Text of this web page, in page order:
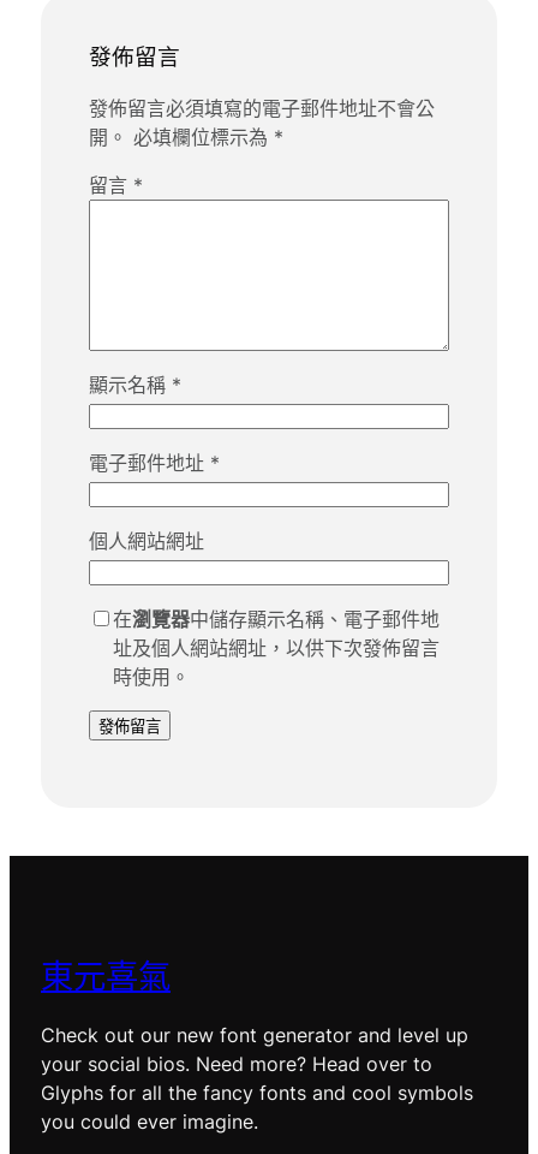
發佈留言
發佈留言必須填寫的電子郵件地址不會公
開。 必填欄位標示為 *
留言 *
顯示名稱 *
電子郵件地址 *
個人網站網址
在瀏覽器中儲存顯示名稱、電子郵件地
址及個人網站網址，以供下次發佈留言
時使用。
東元喜氣
Check out our new font generator and level up
your social bios. Need more? Head over to
Glyphs for all the fancy fonts and cool symbols
you could ever imagine.